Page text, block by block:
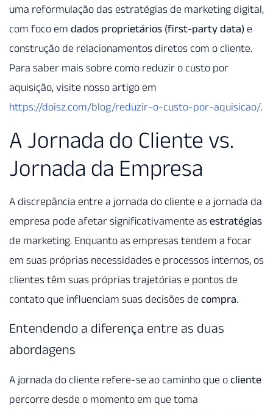
uma reformulação das estratégias de marketing digital,
com foco em dados proprietários (first-party data) e
construção de relacionamentos diretos com o cliente.
Para saber mais sobre como reduzir o custo por
aquisição, visite nosso artigo em
https://doisz.com/blog/reduzir-o-custo-por-aquisicao/.
A Jornada do Cliente vs.
Jornada da Empresa
A discrepância entre a jornada do cliente e a jornada da
empresa pode afetar significativamente as estratégias
de marketing. Enquanto as empresas tendem a focar
em suas próprias necessidades e processos internos, os
clientes têm suas próprias trajetórias e pontos de
contato que influenciam suas decisões de compra.
Entendendo a diferença entre as duas
abordagens
A jornada do cliente refere-se ao caminho que o cliente
percorre desde o momento em que toma